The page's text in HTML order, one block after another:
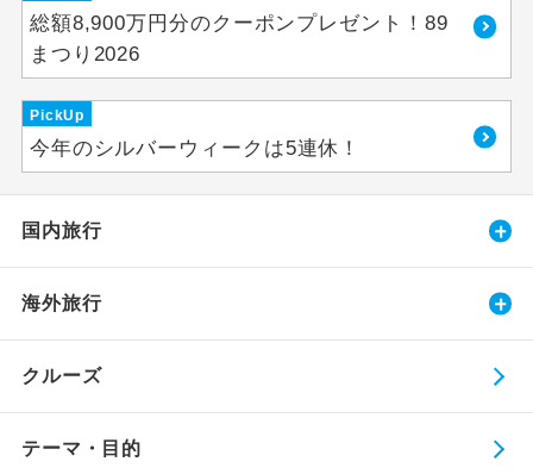
総額8,900万円分のクーポンプレゼント！89
まつり2026
PickUp
今年のシルバーウィークは5連休！
国内旅行
海外旅行
クルーズ
テーマ・目的